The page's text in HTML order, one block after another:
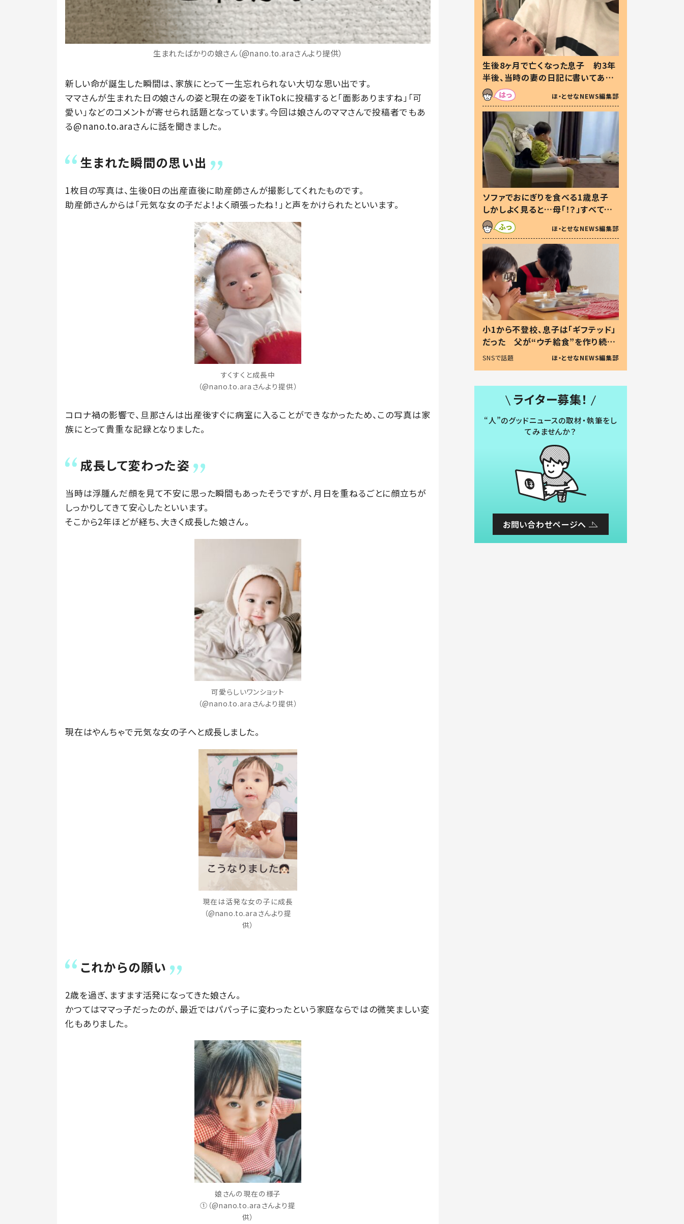
生まれたばかりの娘さん（@nano.to.araさんより提供）
新しい命が誕生した瞬間は、家族にとって一生忘れられない大切な思い出です。
ママさんが生まれた日の娘さんの姿と現在の姿をTikTokに投稿すると「面影ありますね」「可
愛い」などのコメントが寄せられ話題となっています。今回は娘さんのママさんで投稿者でもあ
る@nano.to.araさんに話を聞きました。
生まれた瞬間の思い出
1枚目の写真は、生後0日の出産直後に助産師さんが撮影してくれたものです。
助産師さんからは「元気な女の子だよ！よく頑張ったね！」と声をかけられたといいます。
すくすくと成長中
（@nano.to.araさんより提供）
コロナ禍の影響で、旦那さんは出産後すぐに病室に入ることができなかったため、この写真は家
族にとって貴重な記録となりました。
成長して変わった姿
当時は浮腫んだ顔を見て不安に思った瞬間もあったそうですが、月日を重ねるごとに顔立ちが
しっかりしてきて安心したといいます。
そこから2年ほどが経ち、大きく成長した娘さん。
可愛らしいワンショット
（@nano.to.araさんより提供）
現在はやんちゃで元気な女の子へと成長しました。
現在は活発な女の子に成長
（@nano.to.araさんより提
供）
これからの願い
2歳を過ぎ、ますます活発になってきた娘さん。
かつてはママっ子だったのが、最近ではパパっ子に変わったという家庭ならではの微笑ましい変
化もありました。
娘さんの現在の様子
①（@nano.to.araさんより提
供）
生後8ヶ月で亡くなった息子 約3年
半後、当時の妻の日記に書いてあっ
た本音とは
ほ・とせなNEWS編集部
ソファでおにぎりを食べる1歳息子
しかしよく見ると…母「！？」すべてを
察した母の投稿に「可愛いから許
す！」「現行犯〜」
ほ・とせなNEWS編集部
小1から不登校、息子は「ギフテッド」
だった 父が“ウチ給食”を作り続け
る理由とは #令和の親 #令和の子
SNSで話題 ほ・とせなNEWS編集部
ライター募集！
“人”のグッドニュースの取材・執筆をし
てみませんか？
お問い合わせページへ